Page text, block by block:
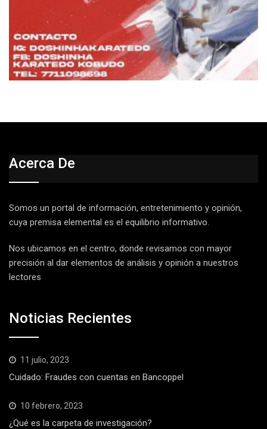
Acerca De
Somos un portal de información, entretenimiento y opinión,
cuya premisa elemental es el equilibrio informativo.
Nos ubicamos en el centro, donde revisamos con mayor
precisión al dar elementos de análisis y opinión a nuestros
lectores
Noticias Recientes
11 julio, 2023
Cuidado: Fraudes con cuentas en Bancoppel
10 febrero, 2023
¿Qué es la carpeta de investigación?